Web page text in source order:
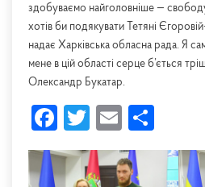
здобуваємо найголовніше —
хотів би подякувати Тетяні
надає Харківська обласна рада. Я
мене в цій області серце б’ється
Олександр Букатар.
Facebook
Twitter
Email